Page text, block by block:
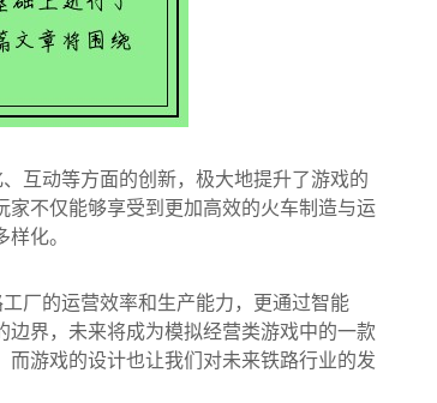
互动等方面的创新，极大地提升了游戏的
不仅能够享受到更加高效的火车制造与运
化。
厂的运营效率和生产能力，更通过智能
界，未来将成为模拟经营类游戏中的一款
游戏的设计也让我们对未来铁路行业的发